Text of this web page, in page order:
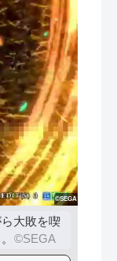
大敗を喫